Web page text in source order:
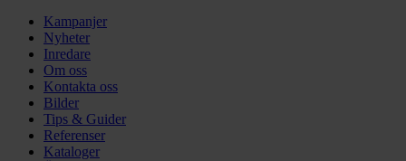
Kampanjer
Nyheter
Inredare
Om oss
Kontakta oss
Bilder
Tips & Guider
Referenser
Kataloger